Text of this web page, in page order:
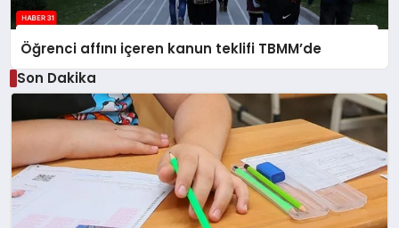
Öğrenci affını içeren kanun teklifi TBMM’de
Son Dakika